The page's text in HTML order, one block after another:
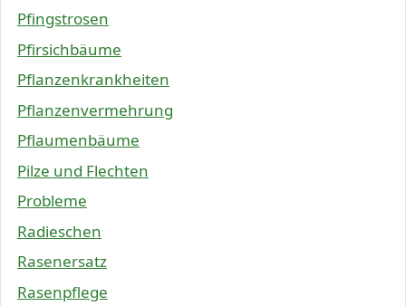
Pfingstrosen
Pfirsichbäume
Pflanzenkrankheiten
Pflanzenvermehrung
Pflaumenbäume
Pilze und Flechten
Probleme
Radieschen
Rasenersatz
Rasenpflege